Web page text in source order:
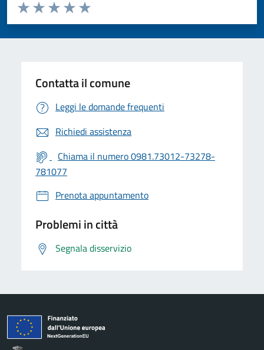
Valuta da 1 a 5 stelle la pagina
Valuta 5 stelle su 5
Valuta 4 stelle su 5
Valuta 3 stelle su 5
Valuta 2 stelle su 5
Valuta 1 stelle su 5
Contatta il comune
Leggi le domande frequenti
Richiedi assistenza
Chiama il numero 0981.73012-73278-
781077
Prenota appuntamento
Problemi in città
Segnala disservizio